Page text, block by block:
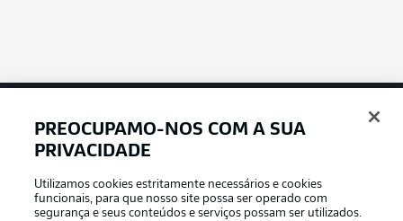
Football as it’s meant to be
PREOCUPAMO-NOS COM A SUA
PRIVACIDADE
Utilizamos cookies estritamente necessários e cookies
funcionais, para que nosso site possa ser operado com
segurança e seus conteúdos e serviços possam ser utilizados.